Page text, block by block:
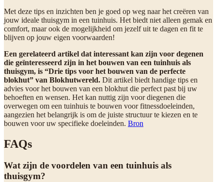
Met deze tips en inzichten ben je goed op weg naar het creëren van
jouw ideale thuisgym in een tuinhuis. Het biedt niet alleen gemak en
comfort, maar ook de mogelijkheid om jezelf uit te dagen en fit te
blijven op jouw eigen voorwaarden!
Een gerelateerd artikel dat interessant kan zijn voor degenen
die geïnteresseerd zijn in het bouwen van een tuinhuis als
thuisgym, is “Drie tips voor het bouwen van de perfecte
blokhut” van Blokhutwereld. Dit artikel biedt handige tips en
advies voor het bouwen van een blokhut die perfect past bij uw
behoeften en wensen. Het kan nuttig zijn voor diegenen die
overwegen om een tuinhuis te bouwen voor fitnessdoeleinden,
aangezien het belangrijk is om de juiste structuur te kiezen en te
bouwen voor uw specifieke doeleinden. Bron
FAQs
Wat zijn de voordelen van een tuinhuis als
thuisgym?